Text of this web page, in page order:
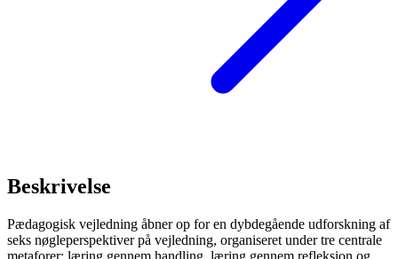
Beskrivelse
Pædagogisk vejledning åbner op for en dybdegående udforskning af
seks nøgleperspektiver på vejledning, organiseret under tre centrale
metaforer: læring gennem handling, læring gennem refleksion og